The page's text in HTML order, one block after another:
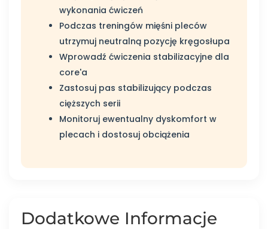
wykonania ćwiczeń
Podczas treningów mięśni pleców
utrzymuj neutralną pozycję kręgosłupa
Wprowadź ćwiczenia stabilizacyjne dla
core'a
Zastosuj pas stabilizujący podczas
cięższych serii
Monitoruj ewentualny dyskomfort w
plecach i dostosuj obciążenia
Dodatkowe Informacje